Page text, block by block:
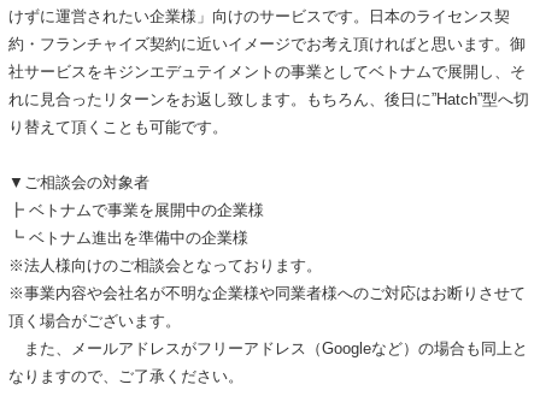
けずに運営されたい企業様」向けのサービスです。日本のライセンス契
約・フランチャイズ契約に近いイメージでお考え頂ければと思います。御
社サービスをキジンエデュテイメントの事業としてベトナムで展開し、そ
れに見合ったリターンをお返し致します。もちろん、後日に”Hatch”型へ切
り替えて頂くことも可能です。
▼ご相談会の対象者
┣ ベトナムで事業を展開中の企業様
┗ ベトナム進出を準備中の企業様
※法人様向けのご相談会となっております。
※事業内容や会社名が不明な企業様や同業者様へのご対応はお断りさせて
頂く場合がございます。
また、メールアドレスがフリーアドレス（Googleなど）の場合も同上と
なりますので、ご了承ください。